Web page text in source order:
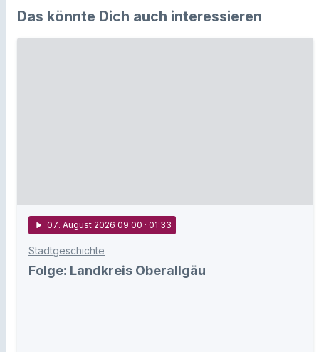
Das könnte Dich auch interessieren
play_arrow 07. August 2026 09:00 · 01:33
Stadtgeschichte
Folge: Landkreis Oberallgäu